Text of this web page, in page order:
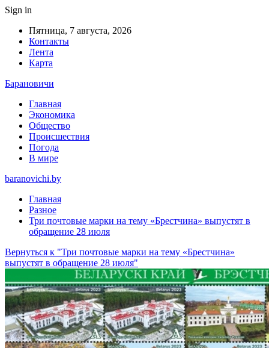
Sign in
Пятница, 7 августа, 2026
Контакты
Лента
Карта
Барановичи
Главная
Экономика
Общество
Происшествия
Погода
В мире
baranovichi.by
Главная
Разное
Три почтовые марки на тему «Брестчина» выпустят в
обращение 28 июля
Вернуться к "Три почтовые марки на тему «Брестчина»
выпустят в обращение 28 июля"